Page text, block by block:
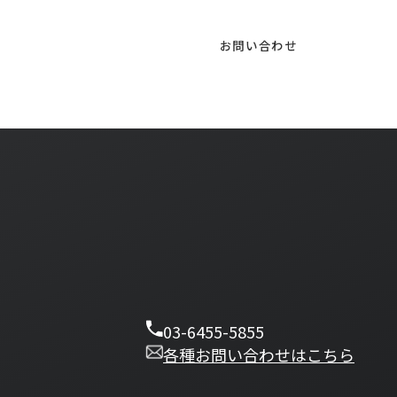
お問い合わせ
03-6455-5855
各種お問い合わせはこちら